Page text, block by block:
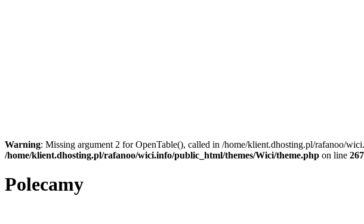
Warning: Missing argument 2 for OpenTable(), called in /home/klient.dhosting.pl/rafanoo/
/home/klient.dhosting.pl/rafanoo/wici.info/public_html/themes/Wici/theme.php on line 267
Polecamy